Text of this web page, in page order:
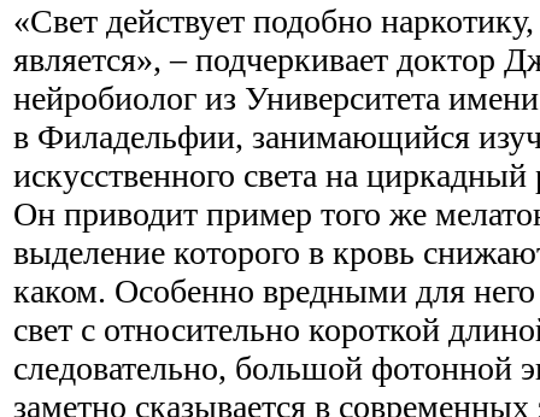
«Свет действует подобно
является», – подчеркивает доктор
нейробиолог из Университета
в Филадельфии, занимающийся
искусственного света на
Он приводит пример того же
выделение которого в кровь
каком. Особенно вредными для него
свет с относительно короткой
следовательно, большой фотонной
заметно сказывается в